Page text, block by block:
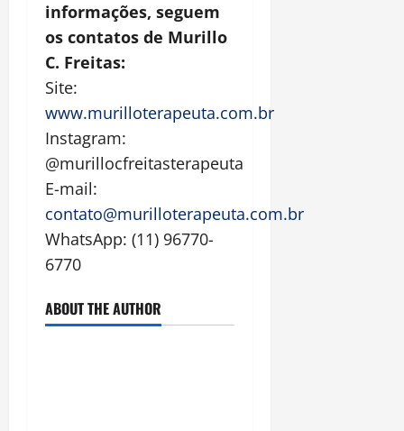
informações, seguem
os contatos de Murillo
C. Freitas:
Site:
www.murilloterapeuta.com.br
Instagram:
@murillocfreitasterapeuta
E-mail:
contato@murilloterapeuta.com.br
WhatsApp: (11) 96770-
6770
ABOUT THE AUTHOR